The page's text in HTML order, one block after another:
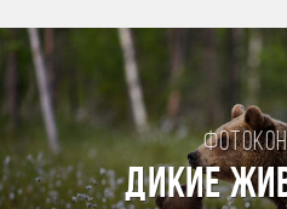
Дикие